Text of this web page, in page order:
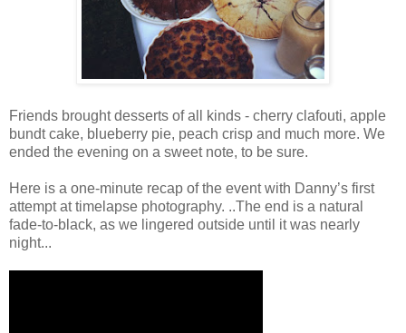
Friends brought desserts of all kinds - cherry clafouti, apple
bundt cake, blueberry pie, peach crisp and much more. We
ended the evening on a sweet note, to be sure.
Here is a one-minute recap of the event with Danny’s first
attempt at timelapse photography. ..The end is a natural
fade-to-black, as we lingered outside until it was nearly
night...